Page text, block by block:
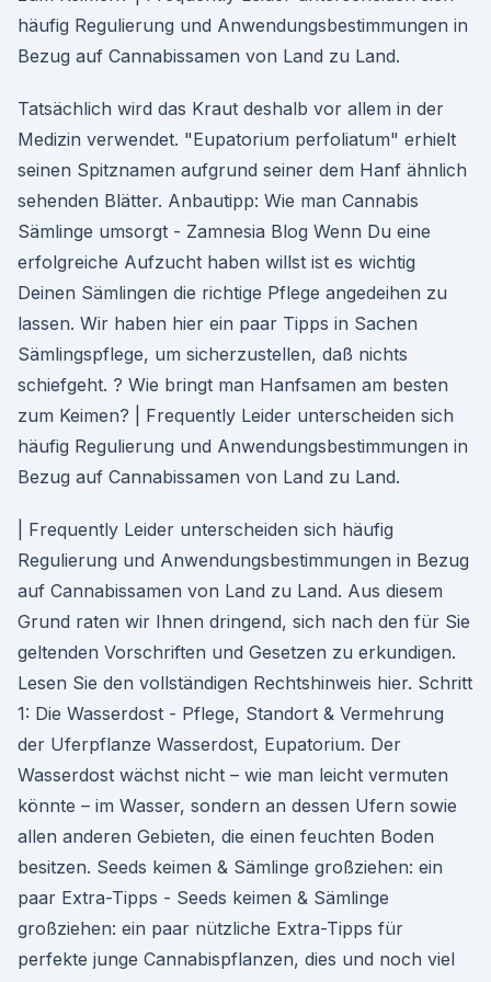
häufig Regulierung und Anwendungsbestimmungen in
Bezug auf Cannabissamen von Land zu Land.
Tatsächlich wird das Kraut deshalb vor allem in der
Medizin verwendet. "Eupatorium perfoliatum" erhielt
seinen Spitznamen aufgrund seiner dem Hanf ähnlich
sehenden Blätter. Anbautipp: Wie man Cannabis
Sämlinge umsorgt - Zamnesia Blog Wenn Du eine
erfolgreiche Aufzucht haben willst ist es wichtig
Deinen Sämlingen die richtige Pflege angedeihen zu
lassen. Wir haben hier ein paar Tipps in Sachen
Sämlingspflege, um sicherzustellen, daß nichts
schiefgeht. ? Wie bringt man Hanfsamen am besten
zum Keimen? | Frequently Leider unterscheiden sich
häufig Regulierung und Anwendungsbestimmungen in
Bezug auf Cannabissamen von Land zu Land.
| Frequently Leider unterscheiden sich häufig
Regulierung und Anwendungsbestimmungen in Bezug
auf Cannabissamen von Land zu Land. Aus diesem
Grund raten wir Ihnen dringend, sich nach den für Sie
geltenden Vorschriften und Gesetzen zu erkundigen.
Lesen Sie den vollständigen Rechtshinweis hier. Schritt
1: Die Wasserdost - Pflege, Standort & Vermehrung
der Uferpflanze Wasserdost, Eupatorium. Der
Wasserdost wächst nicht – wie man leicht vermuten
könnte – im Wasser, sondern an dessen Ufern sowie
allen anderen Gebieten, die einen feuchten Boden
besitzen. Seeds keimen & Sämlinge großziehen: ein
paar Extra-Tipps - Seeds keimen & Sämlinge
großziehen: ein paar nützliche Extra-Tipps für
perfekte junge Cannabispflanzen, dies und noch viel